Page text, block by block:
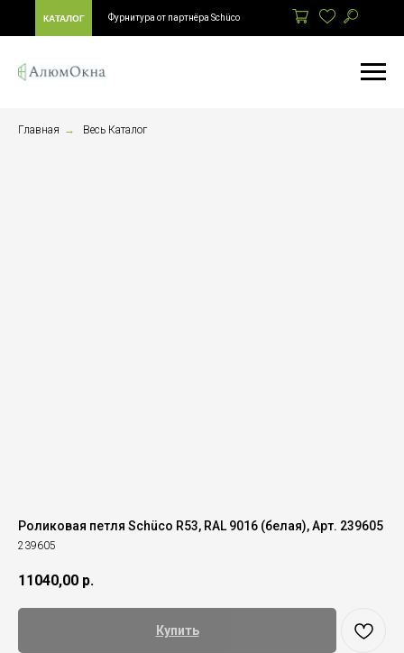
КАТАЛОГ Фурнитура от партнёра Schüco
Главная → Весь Каталог
Роликовая петля Schüco R53, RAL 9016 (белая), Арт. 239605
239605
11040,00 р.
Купить